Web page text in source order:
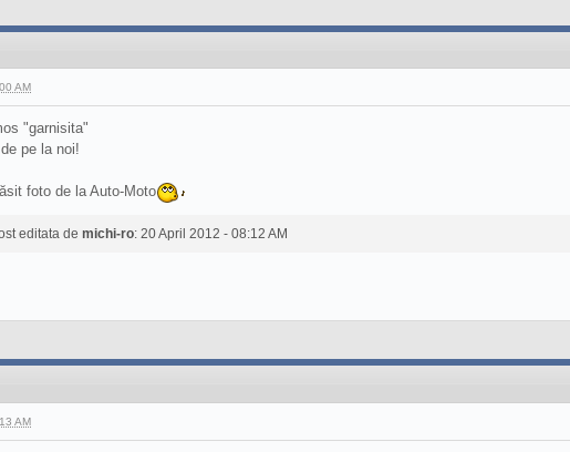
AM
"garnisita"
pe la noi!
foto de la Auto-Moto
editata de michi-ro: 20 April 2012 - 08:12 AM
AM